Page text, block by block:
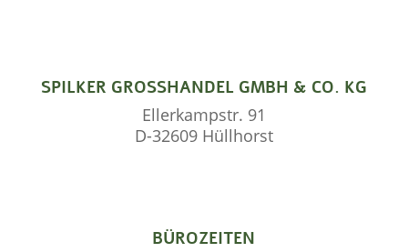
SPILKER GROSSHANDEL GMBH & CO. KG
Ellerkampstr. 91
D-32609 Hüllhorst
BÜROZEITEN